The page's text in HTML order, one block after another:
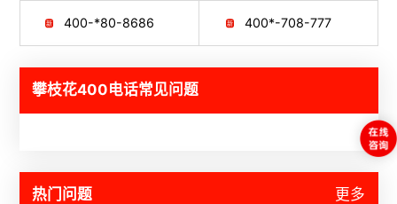
400-*80-8686 400*-708-777
攀枝花400电话常见问题
热门问题 更多